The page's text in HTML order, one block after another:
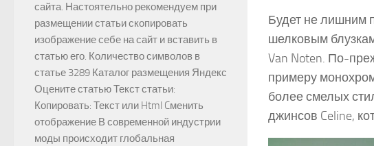
Будет не лишним
шелковым
Van Noten. По-
примеру
более смелых
джинсов Celine,
сайта. Настоятельно рекомендуем при
размещении статьи скопировать
изображение себе на сайт и вставить в
статью его. Количество символов в
статье 3289 Каталог размещения Яндекс
Оцените статью Текст статьи:
Копировать: Текст или Html Cменить
отображение В современной индустрии
моды происходит глобальная